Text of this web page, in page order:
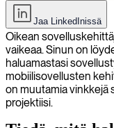
Jaa LinkedInissä
Oikean
vaikeaa. Sinun on
haluamastasi
mobiilisovellusten
on muutamia vinkkejä
projektiisi.